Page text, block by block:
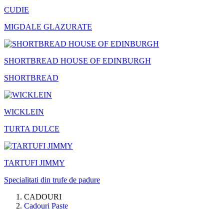
CUDIE
MIGDALE GLAZURATE
SHORTBREAD HOUSE OF EDINBURGH
SHORTBREAD
WICKLEIN
TURTA DULCE
TARTUFI JIMMY
Specialitati din trufe de padure
CADOURI
Cadouri Paste